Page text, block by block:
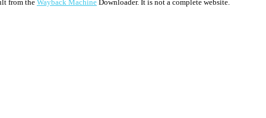
from the Wayback Machine Downloader. It is not a complete website.